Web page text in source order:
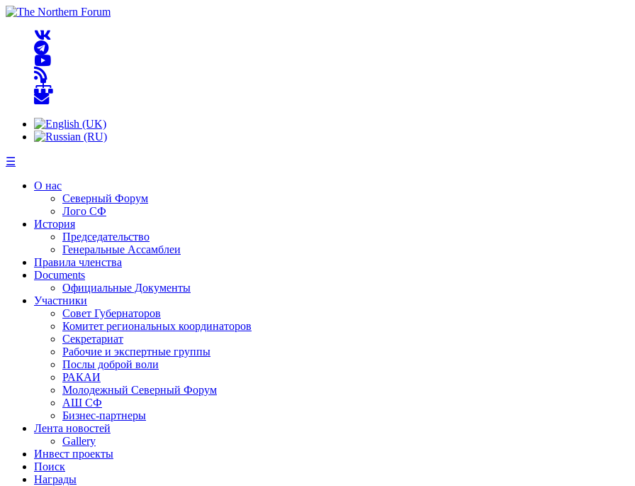
☰
О нас
Северный Форум
Лого СФ
История
Председательство
Генеральные Ассамблеи
Правила членства
Documents
Официальные Документы
Участники
Совет Губернаторов
Комитет региональных координаторов
Секретариат
Рабочие и экспертные группы
Послы доброй воли
РАКАИ
Молодежный Северный Форум
АШ СФ
Бизнес-партнеры
Лента новостей
Gallery
Инвест проекты
Поиск
Награды